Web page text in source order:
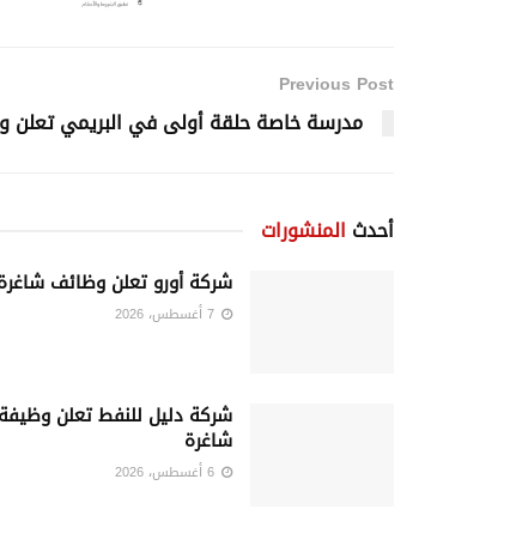
Previous Post
مدرسة خاصة حلقة أولى في البريمي تعلن
أحدث المنشورات
شركة أورو تعلن وظائف
شركة دليل للنفط تعلن وظيفة
شاغرة